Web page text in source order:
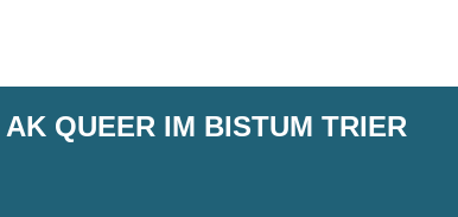
QUEER IM BISTUM TRIER